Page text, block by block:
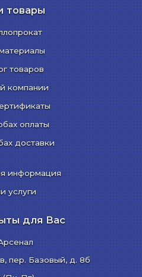
товары
товаров
компании
оплаты
доставки
информация
услуги
для Вас
, пер. Базовый, д. 8б